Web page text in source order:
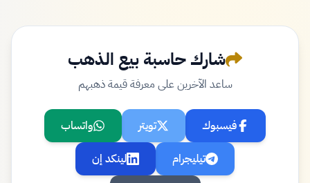
شارك حاسبة بيع الذهب
ساعد الآخرين على معرفة قيمة ذهبهم
فيسبوك تويتر
واتساب
تيليجرام
لينكد إن